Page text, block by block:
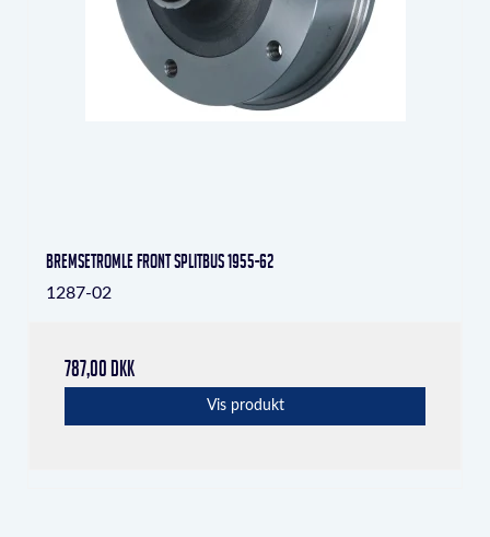
Bremsetromle front Splitbus 1955-62
1287-02
787,00 DKK
Vis produkt